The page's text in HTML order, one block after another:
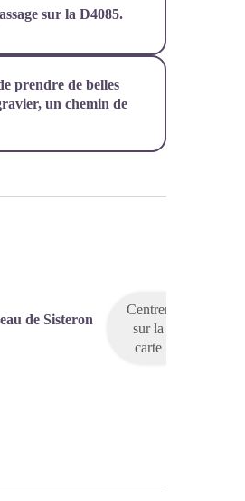
sur la D4085.
prendre de belles
un chemin de
de Sisteron
Centrer
sur la
carte